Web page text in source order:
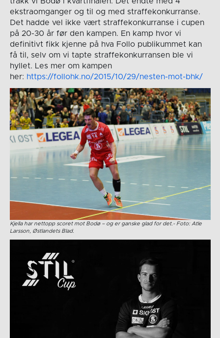
ekstraomganger og til og med straffekonkurranse.
Det hadde vel ikke vært straffekonkurranse i cupen
på 20-30 år før den kampen. En kamp hvor vi
definitivt fikk kjenne på hva Follo publikummet kan
få til, selv om vi tapte straffekonkurransen ble vi
hyllet. Les mer om kampen
her: https://follohk.no/2015/10/29/nesten-mot-bhk/
Kjella har nettopp scoret mot Bodø – og er ganske glad for det.- Foto: Atle
Larsson, Østlandets Blad.